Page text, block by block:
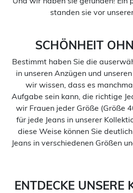
standen sie vor
SCHÖNHEIT
Bestimmt haben Sie die
in unseren Anzügen und
wir wissen, dass es
Aufgabe sein kann, die richtige
wir Frauen jeder Größe (Größe
für jede Jeans in unserer
diese Weise können Sie
Jeans in verschiedenen Größen
ENTDECKE UNSERE